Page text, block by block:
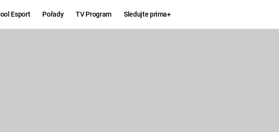
Esport Pořady TV Program Sledujte prima+